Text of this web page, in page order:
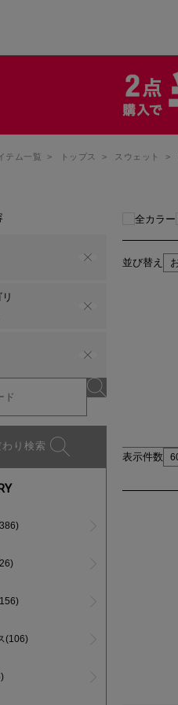
テム一覧 > トップス > スウェット >
わり検索
(106)
全カラー
並び替え
表示件数